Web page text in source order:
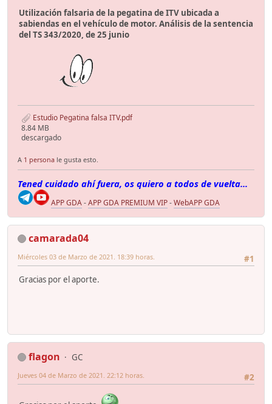
Utilización falsaria de la pegatina de ITV ubicada a
sabiendas en el vehículo de motor. Análisis de la sentencia
del TS 343/2020, de 25 junio
Estudio Pegatina falsa ITV.pdf
8.84 MB
descargado
A 1 persona le gusta esto.
Tened cuidado ahí fuera, os quiero a todos de vuelta...
APP GDA-APP GDA PREMIUM VIP-WebAPP GDA
camarada04
#1
Miércoles 03 de Marzo de 2021. 18:39 horas.
Gracias por el aporte.
flagon
GC
#2
Jueves 04 de Marzo de 2021. 22:12 horas.